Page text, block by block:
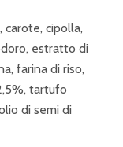
carote, cipolla,
estratto di
farina di riso,
tartufo
di semi di